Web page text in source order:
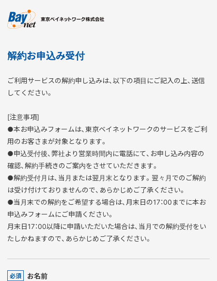
解約お申込み受付
ご利用サービスの解約申し込みは、以下の項目にご記入の上、送信
してください。
[注意事項]
●本お申込みフォームは、東京ベイネットワークのサービスをご利
用のお客さまが対象となります。
●申込受付後、弊社より営業時間内に電話にて、お申し込み内容の
確認、解約手続きのご案内をさせていただきます。
●解約受付月は、当月または翌月末となります。翌々月でのご解約
は受け付けておりませんので、あらかじめご了承ください。
●当月末での解約をご希望する場合は、月末日の17：00までに本お
申込みフォームにご申請ください。
月末日17：00以降に申請いただいた場合は、当月での解約受付をい
たしかねますので、あらかじめご了承ください。
必須 お名前